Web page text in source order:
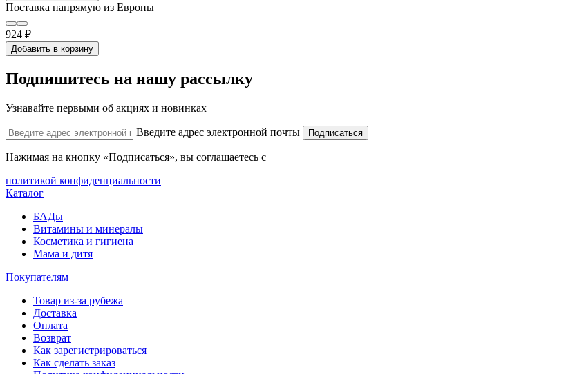
Поставка напрямую из Европы
924 ₽
Добавить в корзину
Подпишитесь на нашу рассылку
Узнавайте первыми об акциях и новинках
Введите адрес электронной почты Подписаться
Нажимая на кнопку «Подписаться», вы соглашаетесь с
политикой конфиденциальности
Каталог
БАДы
Витамины и минералы
Косметика и гигиена
Мама и дитя
Покупателям
Товар из-за рубежа
Доставка
Оплата
Возврат
Как зарегистрироваться
Как сделать заказ